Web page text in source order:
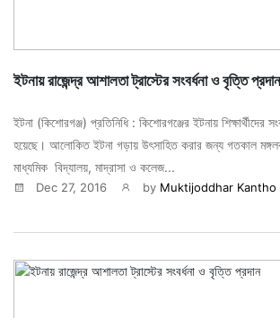
ইটনায় রাজেন্দ্র আশালতা ট্রাস্টের সংবর্ধনা ও বৃত্তি প্রদান
ইটনা (কিশোরগঞ্জ) প্রতিনিধি : কিশোরগঞ্জের ইটনায় শিক্ষার্থীদের
হয়েছে। আলোকিত ইটনা গড়ায় উৎসাহিত করার জন্য গতকাল
মাধ্যমিক বিদ্যালয়, মাদ্রাসা ও কলেজ...
Dec 27, 2016 by Muktijoddhar Kantho